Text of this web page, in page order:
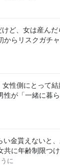
ど、女は産ん
らリスクガチ
性側にとって
が「一緒に暮
金貰えないと
に年齢制限つ
に